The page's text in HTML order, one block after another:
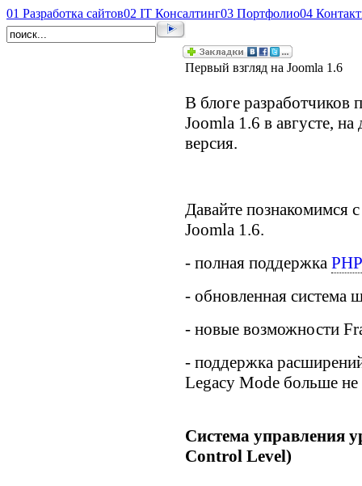
01 Разработка сайтов02 IT Консалтинг03 Портфолио04
Первый взгляд на Joomla 1.6
В блоге
Joomla 1.6 в августе,
версия.
Давайте познакомимся
Joomla 1.6.
- полная поддержка PHP
- обновленная система
- новые возможности
- поддержка
Legacy Mode больше не
Система управления
Control Level)